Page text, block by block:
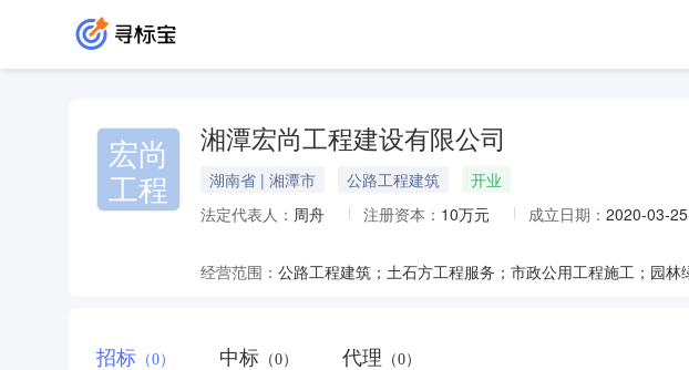
宏尚
工程
湘潭宏尚工程建设有限公司
湖南省 | 湘潭市 公路工程建筑
开业
法定代表人： 周舟 注册资本： 10万元 成立日期： 2020-03-25
经营范围：
招标 （0） 中标 （0） 代理 （0）